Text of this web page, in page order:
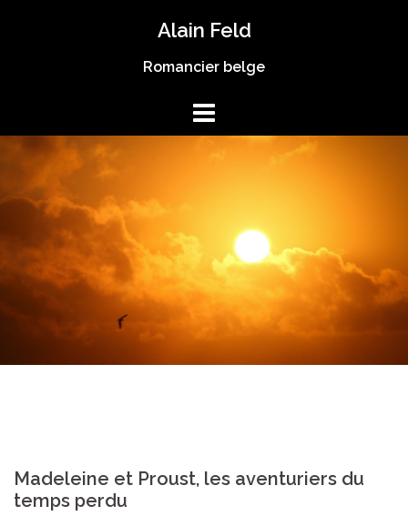
Alain Feld
Romancier belge
Madeleine et Proust, les aventuriers du
temps perdu